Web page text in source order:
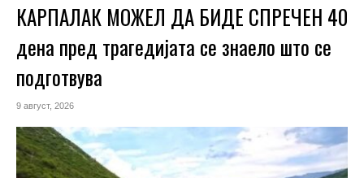
КАРПАЛАК МОЖЕЛ ДА БИДЕ СПРЕЧЕН 40
дена пред трагедијата се знаело што се
подготвува
9 август, 2026